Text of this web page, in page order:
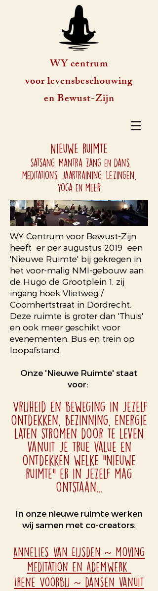
WY centrum
voor levensbeschouwing
en Bewust-Zijn
Nieuwe ruimte
satsang, mantra zang endans,
meditations, jaartraining, lezingen,
yoga en meer
WY Centrum voor Bewust-Zijn
heeft er per augustus 2019 een
'Nieuwe Ruimte' bij gekregen in
het voor-malig NMI-gebouw aan
de Hugo de Grootplein 1, zij
ingang hoek Vlietweg /
Coornhertstraat in Dordrecht.
Deze ruimte is groter dan 'Thuis'
en ook meer geschikt voor
evenementen. Bus en trein op
loopafstand.
Onze 'Nieuwe Ruimte' staat
voor:
Vrijheid en beweging in jezelf
ontdekken, bezinning, energie
laten stromen door te leven
vanuit je true value en
ontdekken welke "nieuwe
ruimte" er in jezelf mag
ontstaan...
In onze nieuwe ruimte werken
wij samen met co-creators:
Annelies van Eijsden ~ moving
meditation en ademwerk
Irene Voorbij ~ dansen vanuit